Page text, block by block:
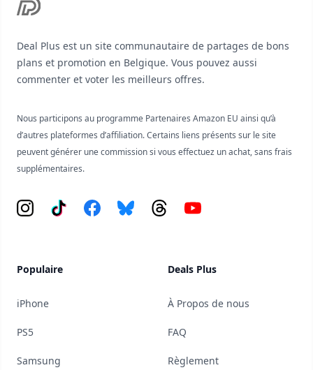
Deal Plus est un site communautaire de partages de bons
plans et promotion en Belgique. Vous pouvez aussi
commenter et voter les meilleurs offres.
Nous participons au programme Partenaires Amazon EU ainsi qu’à
d’autres plateformes d’affiliation. Certains liens présents sur le site
peuvent générer une commission si vous effectuez un achat, sans frais
supplémentaires.
Instagram
Tiktok FacebookBlueskyThreadsYouTube
Populaire
iPhone
PS5
Samsung
Deals Plus
À Propos de nous
FAQ
Règlement